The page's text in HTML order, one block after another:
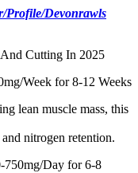
Profile/Devonrawls
Cutting In 2025
Week for 8-12 Weeks
lean muscle mass, this
nitrogen retention.
750mg/Day for 6-8